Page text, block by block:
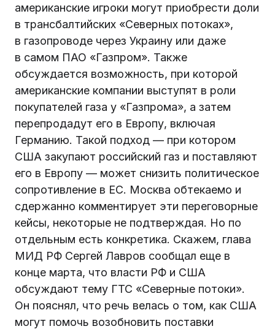
американские игроки могут приобрести доли
в трансбалтийских «Северных потоках»,
в газопроводе через Украину или даже
в самом ПАО «Газпром». Также
обсуждается возможность, при которой
американские компании выступят в роли
покупателей газа у «Газпрома», а затем
перепродадут его в Европу, включая
Германию. Такой подход — при котором
США закупают российский газ и поставляют
его в Европу — может снизить политическое
сопротивление в ЕС. Москва обтекаемо и
сдержанно комментирует эти переговорные
кейсы, некоторые не подтверждая. Но по
отдельным есть конкретика. Скажем, глава
МИД РФ Сергей Лавров сообщал еще в
конце марта, что власти РФ и США
обсуждают тему ГТС «Северные потоки».
Он пояснял, что речь велась о том, как США
могут помочь возобновить поставки